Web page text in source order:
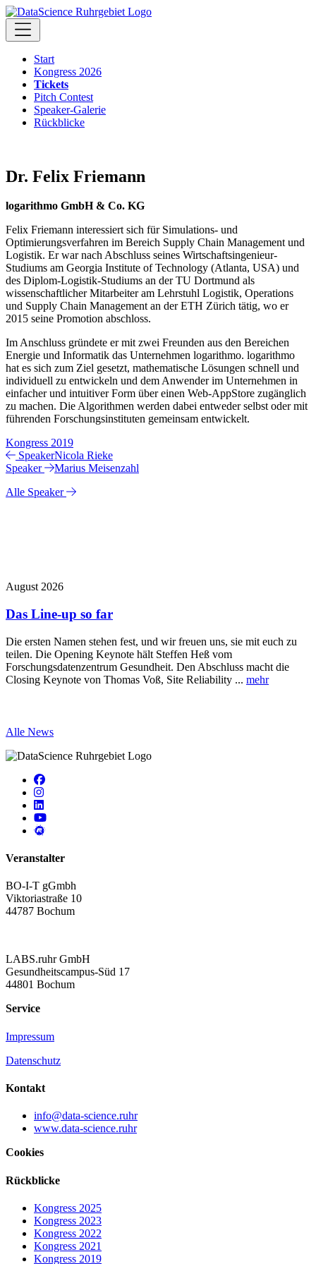
Start
Kongress 2026
Tickets
Pitch Contest
Speaker-Galerie
Rückblicke
Dr. Felix Friemann
logarithmo GmbH & Co. KG
Felix Friemann interessiert sich für Simulations- und
Optimierungsverfahren im Bereich Supply Chain Management und
Logistik. Er war nach Abschluss seines Wirtschaftsingenieur-
Studiums am Georgia Institute of Technology (Atlanta, USA) und
des Diplom-Logistik-Studiums an der TU Dortmund als
wissenschaftlicher Mitarbeiter am Lehrstuhl Logistik, Operations
und Supply Chain Management an der ETH Zürich tätig, wo er
2015 seine Promotion abschloss.
Im Anschluss gründete er mit zwei Freunden aus den Bereichen
Energie und Informatik das Unternehmen logarithmo. logarithmo
hat es sich zum Ziel gesetzt, mathematische Lösungen schnell und
individuell zu entwickeln und dem Anwender im Unternehmen in
einfacher und intuitiver Form über einen Web-AppStore zugänglich
zu machen. Die Algorithmen werden dabei entweder selbst oder mit
führenden Forschungsinstituten gemeinsam entwickelt.
Kongress 2019
SpeakerNicola Rieke
Speaker
Marius Meisenzahl
Alle Speaker
August 2026
Das Line-up so far
Die ersten Namen stehen fest, und wir freuen uns, sie mit euch zu
teilen. Die Opening Keynote hält Steffen Heß vom
Forschungsdatenzentrum Gesundheit. Den Abschluss macht die
Closing Keynote von Thomas Voß, Site Reliability ... mehr
Alle News
Veranstalter
BO-I-T gGmbh
Viktoriastraße 10
44787 Bochum
LABS.ruhr GmbH
Gesundheitscampus-Süd 17
44801 Bochum
Service
Impressum
Datenschutz
Kontakt
info@data-science.ruhr
www.data-science.ruhr
Cookies
Rückblicke
Kongress 2025
Kongress 2023
Kongress 2022
Kongress 2021
Kongress 2019